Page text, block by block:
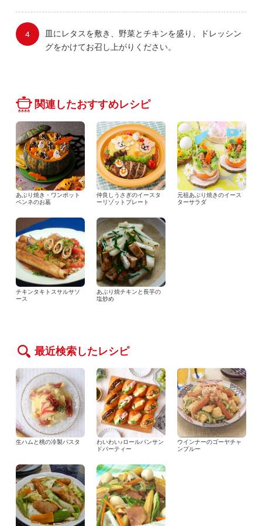
皿にレタスを敷き、野菜とチキンを盛り、ドレッシン
グをかけてお召し上がりください。
関連したおすすめレシピ
あぶり焼き・ワンポット
ペンネのお墓
仲良しうさぎのイースタ
ーリゾットプレート
元祖あぶり焼きのイース
ターサラダ
チキンタキトスサルサソ
ース
あぶり焼チキンと長芋の
塩炒め
最近検索したレシピ
生ハムと桃の冷製パスタ
わいわい♪ロールパンサン
ドパーティー
ウインナーのゴーヤチャ
ンプルー